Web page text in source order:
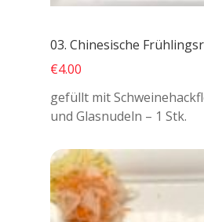
03. Chinesische
€4.00
gefüllt mit
und Glasnudeln – 1 Stk.